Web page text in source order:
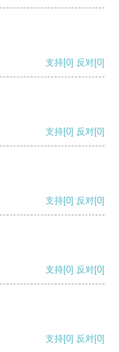
支持[0] 反对[0]
支持[0] 反对[0]
支持[0] 反对[0]
支持[0] 反对[0]
支持[0] 反对[0]